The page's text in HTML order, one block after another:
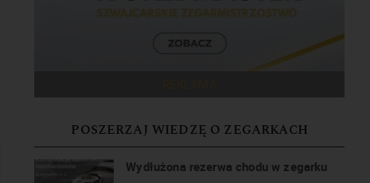
POSZERZAJ WIEDZĘ O ZEGARKACH
Wydłużona rezerwa chodu w zegarku